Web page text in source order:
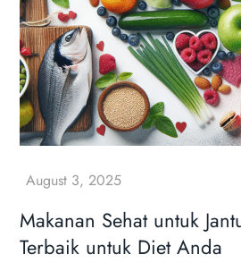
Makanan Sehat untuk
Terbaik untuk Diet Anda